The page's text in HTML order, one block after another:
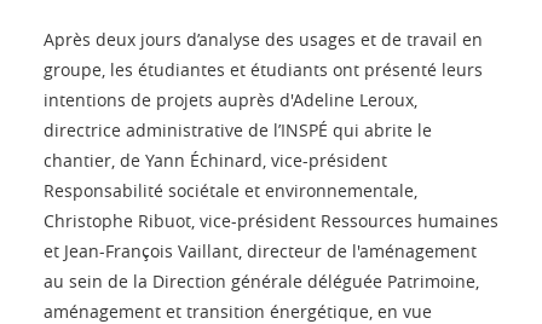
Après deux jours d’analyse des usages et de travail en
groupe, les étudiantes et étudiants ont présenté leurs
intentions de projets auprès d'Adeline Leroux,
directrice administrative de l’INSPÉ qui abrite le
chantier, de Yann Échinard, vice-président
Responsabilité sociétale et environnementale,
Christophe Ribuot, vice-président Ressources humaines
et Jean-François Vaillant, directeur de l'aménagement
au sein de la Direction générale déléguée Patrimoine,
aménagement et transition énergétique, en vue